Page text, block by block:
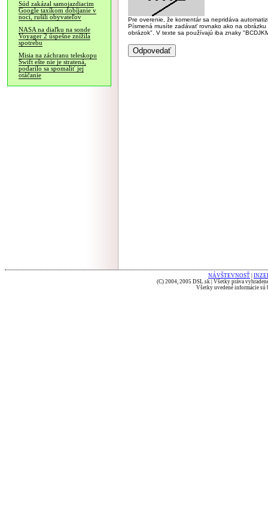
Súd zakázal samojazdiacim
Google taxíkom dobíjanie v
noci, rušili obyvateľov
NASA na diaľku na sonde
Voyager 2 úspešne znížila
spotrebu
Misia na záchranu teleskopu
Swift ešte nie je stratená,
podarilo sa spomaliť jej
otáčanie
Pre overenie, že komentár sa nepridáva
Písmená musíte zadávať rovnako ako na
obrázok". V texte sa používajú iba znaky
NÁVŠTEVNOSŤ
(C) 2004, 2005 DSL.sk | Všetky práva
Všetky uvedené informácie sú